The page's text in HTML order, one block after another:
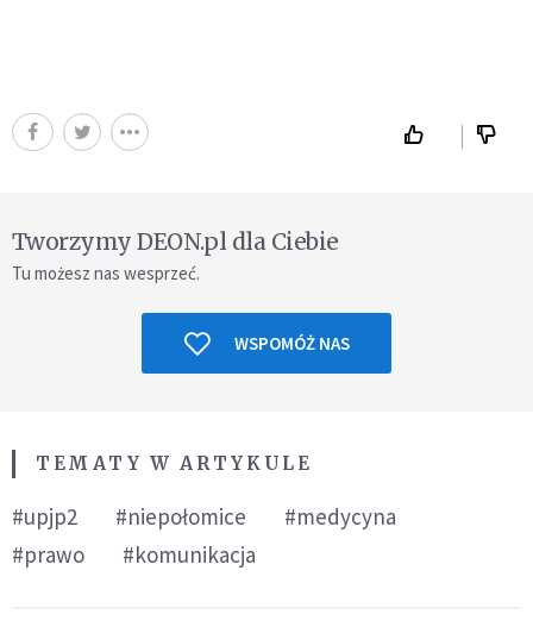
Tworzymy DEON.pl dla Ciebie
Tu możesz nas wesprzeć.
WSPOMÓŻ NAS
TEMATY W ARTYKULE
#upjp2 #niepołomice
#medycyna
#prawo
#komunikacja